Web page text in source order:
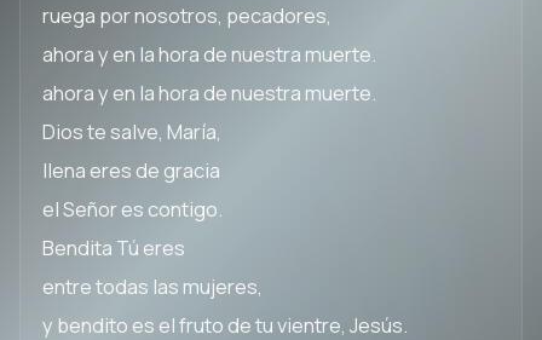
ruega por nosotros, pecadores,
ahora y en la hora de nuestra muerte.
ahora y en la hora de nuestra muerte.
Dios te salve, María,
llena eres de gracia
el Señor es contigo.
Bendita Tú eres
entre todas las mujeres,
y bendito es el fruto de tu vientre, Jesús.